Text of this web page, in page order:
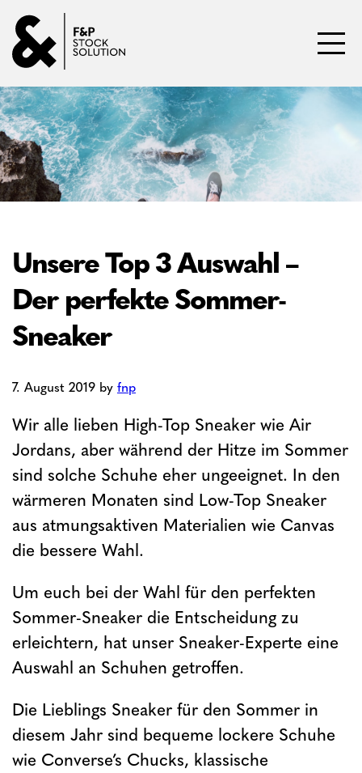
Unsere Top 3 Auswahl –
Der perfekte Sommer-
Sneaker
7. August 2019 by fnp
Wir alle lieben High-Top Sneaker wie Air
Jordans, aber während der Hitze im Sommer
sind solche Schuhe eher ungeeignet. In den
wärmeren Monaten sind Low-Top Sneaker
aus atmungsaktiven Materialien wie Canvas
die bessere Wahl.
Um euch bei der Wahl für den perfekten
Sommer-Sneaker die Entscheidung zu
erleichtern, hat unser Sneaker-Experte eine
Auswahl an Schuhen getroffen.
Die Lieblings Sneaker für den Sommer in
diesem Jahr sind bequeme lockere Schuhe
wie Converse’s Chucks, klassische